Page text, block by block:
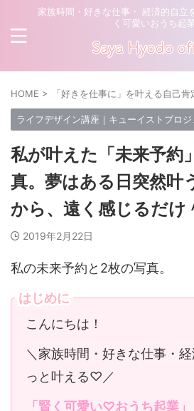
家族時間・好きな仕事・ 経済的自立
く可愛いおうち起業
HOME > 「好きを仕事に」を叶える自己
ライフデザイン講座｜キューイストプロジ
私が叶えた「未来予約
真。夢はある日突然叶
から、遠く感じるだけ
2019年2月22日
私の未来予約と2枚の写真。
はじめに
こんにちは！
＼家族時間・好きな仕事・
っと叶える♡／
「賢く可愛い♡おうち起業」